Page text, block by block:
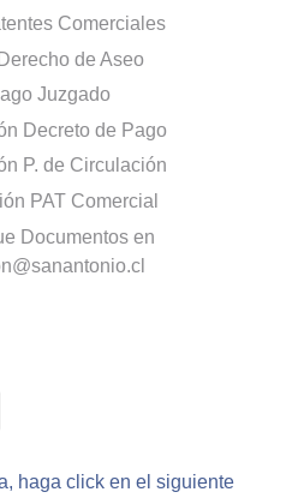
Comerciales
de Aseo
Juzgado
Decreto de Pago
P. de Circulación
PAT Comercial
Documentos en
haga click en el siguiente